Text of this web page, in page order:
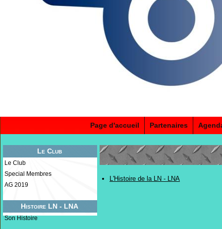
Page d'accueil Partenaires
Le Club
Le Club
Special Membres
AG 2019
Histoire LN - LNA
Son Histoire
L'Histoire de la LN - LNA